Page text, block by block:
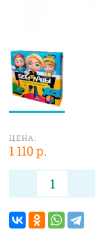
ЦЕНА:
1 110 р.